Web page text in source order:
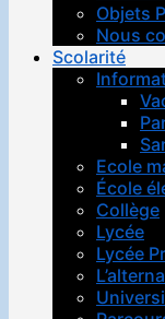
Objets
Nous
Scolarité
Ecole
École
Collège
Lycée
Lycée